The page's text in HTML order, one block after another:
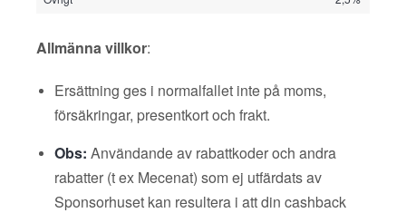
Allmänna villkor:
Ersättning ges i normalfallet inte på moms,
försäkringar, presentkort och frakt.
Obs: Användande av rabattkoder och andra
rabatter (t ex Mecenat) som ej utfärdats av
Sponsorhuset kan resultera i att din cashback